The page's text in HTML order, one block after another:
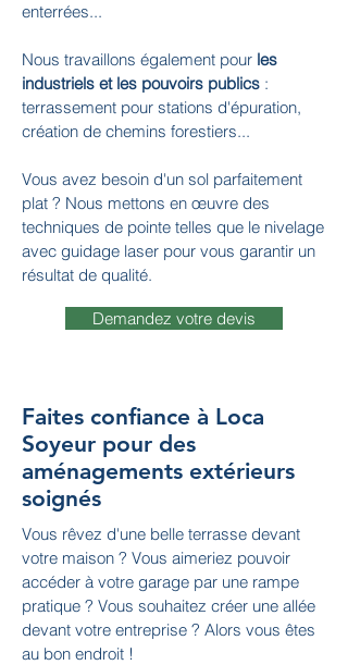
enterrées...
Nous travaillons également pour les
industriels et les pouvoirs publics :
terrassement pour stations d'épuration,
création de chemins forestiers...
Vous avez besoin d'un sol parfaitement
plat ? Nous mettons en œuvre des
techniques de pointe telles que le nivelage
avec guidage laser pour vous garantir un
résultat de qualité.
Demandez votre devis
Faites confiance à Loca
Soyeur pour des
aménagements extérieurs
soignés
Vous rêvez d'une belle terrasse devant
votre maison ? Vous aimeriez pouvoir
accéder à votre garage par une rampe
pratique ? Vous souhaitez créer une allée
devant votre entreprise ? Alors vous êtes
au bon endroit !